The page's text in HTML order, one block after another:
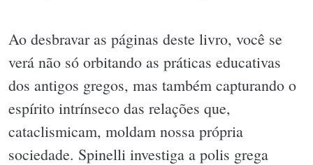
Ao desbravar as páginas deste livro, você se
verá não só orbitando as práticas educativas
dos antigos gregos, mas também capturando o
espírito intrínseco das relações que,
cataclismicam, moldam nossa própria
sociedade. Spinelli investiga a polis grega